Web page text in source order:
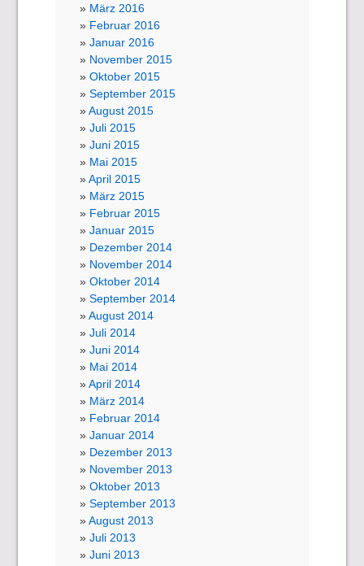
März 2016
Februar 2016
Januar 2016
November 2015
Oktober 2015
September 2015
August 2015
Juli 2015
Juni 2015
Mai 2015
April 2015
März 2015
Februar 2015
Januar 2015
Dezember 2014
November 2014
Oktober 2014
September 2014
August 2014
Juli 2014
Juni 2014
Mai 2014
April 2014
März 2014
Februar 2014
Januar 2014
Dezember 2013
November 2013
Oktober 2013
September 2013
August 2013
Juli 2013
Juni 2013